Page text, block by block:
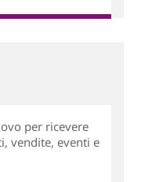
per ricevere
vendite, eventi e